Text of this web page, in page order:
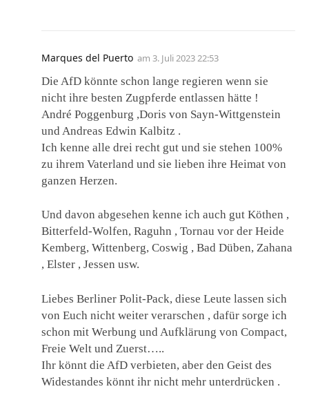
Marques del Puerto am 3. Juli 2023 22:53
Die AfD könnte schon lange regieren wenn sie
nicht ihre besten Zugpferde entlassen hätte !
André Poggenburg ,Doris von Sayn-Wittgenstein
und Andreas Edwin Kalbitz .
Ich kenne alle drei recht gut und sie stehen 100%
zu ihrem Vaterland und sie lieben ihre Heimat von
ganzen Herzen.
Und davon abgesehen kenne ich auch gut Köthen ,
Bitterfeld-Wolfen, Raguhn , Tornau vor der Heide
Kemberg, Wittenberg, Coswig , Bad Düben, Zahana
, Elster , Jessen usw.
Liebes Berliner Polit-Pack, diese Leute lassen sich
von Euch nicht weiter verarschen , dafür sorge ich
schon mit Werbung und Aufklärung von Compact,
Freie Welt und Zuerst…..
Ihr könnt die AfD verbieten, aber den Geist des
Widestandes könnt ihr nicht mehr unterdrücken .